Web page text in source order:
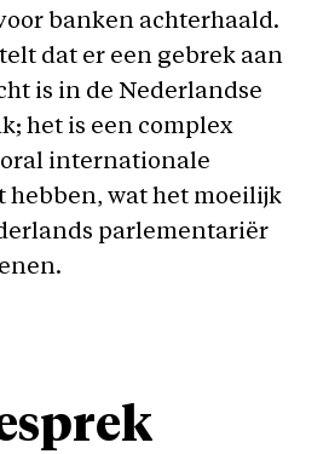
banken achterhaald.
dat er een gebrek aan
is in de Nederlandse
het is een complex
internationale
hebben, wat het moeilijk
parlementariër